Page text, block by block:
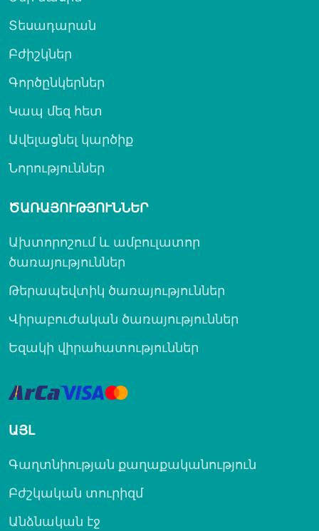
Տեսադարան
Բժիշկներ
Գործընկերներ
Կապ մեզ հետ
Ավելացնել կարծիք
Նորություններ
ԾԱՌԱՅՈՒԹՅՈՒՆՆԵՐ
Ախտորոշում և ամբուլատոր
ծառայություններ
Թերապեվտիկ ծառայություններ
Վիրաբուժական ծառայություններ
Եզակի վիրահատություններ
ԱՅԼ
Գաղտնիության քաղաքականություն
Բժշկական տուրիզմ
Անձնական էջ